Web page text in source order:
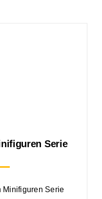
Serie
Minifiguren Serie